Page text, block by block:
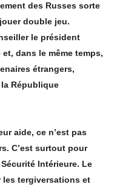
des Russes sorte
double jeu.
le président
dans le même temps,
étrangers,
République
aide, ce n’est pas
C’est surtout pour
Intérieure. Le
les tergiversations et